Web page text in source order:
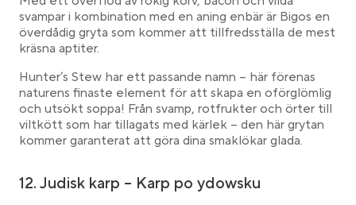
svampar i kombination med en aning enbär är Bigos en
överdådig gryta som kommer att tillfredsställa de mest
kräsna aptiter.
Hunter’s Stew har ett passande namn – här förenas
naturens finaste element för att skapa en oförglömlig
och utsökt soppa! Från svamp, rotfrukter och örter till
viltkött som har tillagats med kärlek – den här grytan
kommer garanterat att göra dina smaklökar glada.
12. Judisk karp – Karp po ydowsku